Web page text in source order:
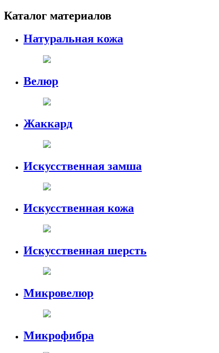
Каталог материалов
Натуральная кожа
Велюр
Жаккард
Искусственная замша
Искусственная кожа
Искусственная шерсть
Микровелюр
Микрофибра